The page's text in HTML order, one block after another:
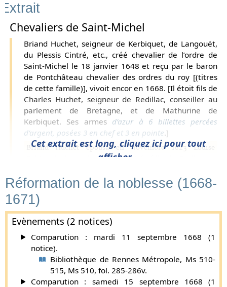
Extrait
Chevaliers de Saint-Michel
Briand Huchet, seigneur de Kerbiquet, de Langouët,
du Plessis Cintré, etc., créé chevalier de l’ordre de
Saint-Michel le 18 janvier 1648 et reçu par le baron
de Pontchâteau chevalier des ordres du roy [(titres
de cette famille)], vivoit encor en 1668. [Il étoit fils de
Charles Huchet, seigneur de Redillac, conseiller au
parlement de Bretagne, et de Mathurine de
Kerbiquet. Ses armes d’azur à 6 billettes percées
d’argent, posées 3 en chef et 3 en pointe.]
Briand Huchet épousa en novembre 1623 Louise
Rabinard, dame du Plessis-Cintré, fille de Guillaume,
etc., et de Judith Oulf. La famille Rabinard, de vieille
noblesse, s’éteignit dans les maisons de Forsans et Huchet.
Louis Rabinard, qualifié
sous le règne de Louis XI en l’église des Frères Prescheurs
de Poitiers. Le fils aîné de Briand Huchet, Isaac, épousa le
2 février 1666 Angélique de Sesmaisons, fille de Claude,
chevalier de l'ordre du roi, et de Barbe Le Bigot. Les armes
données ci-dessus sont celles de la Bédoyère dont la
famille Huchet écartèle aujourd’hui les siennes, qui sont
d’argent à trois huchets de sable(Généalogie de la
Cet extrait est long, cliquez ici pour tout
afficher...
Réformation de la noblesse (1668-
1671)
Evènements (2 notices)
Comparution : mardi 11 septembre 1668 (1
notice).
Bibliothèque de Rennes Métropole, Ms 510-
515, Ms 510, fol. 285-286v.
Comparution : samedi 15 septembre 1668 (1